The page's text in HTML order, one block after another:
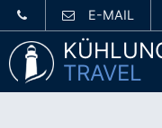
E-MAIL
TRAVEL